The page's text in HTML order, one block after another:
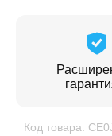
Код товара: